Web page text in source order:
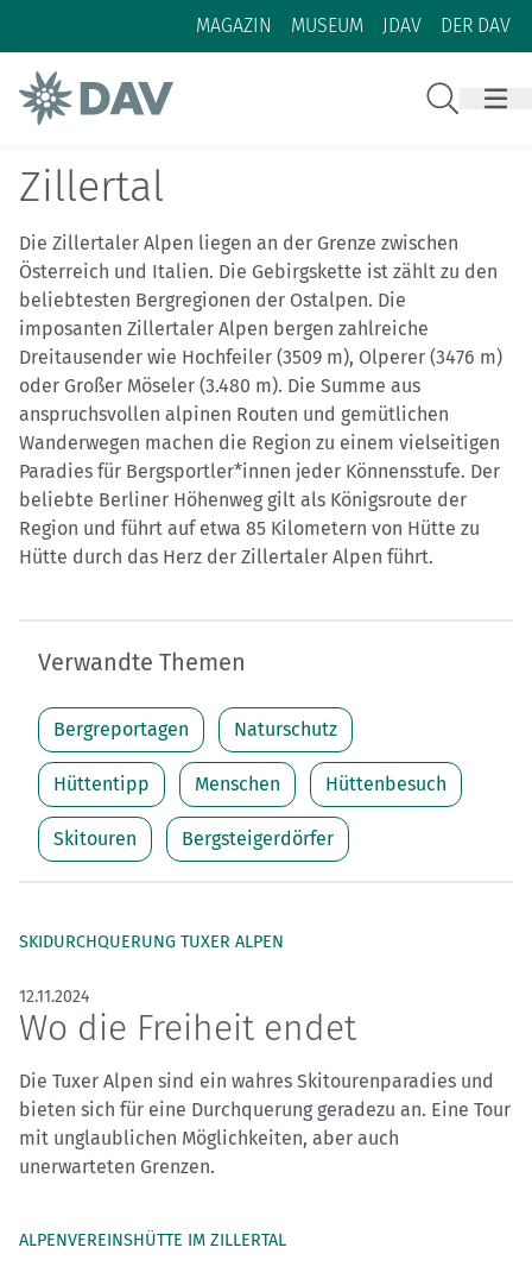
Zum Inhalt
Zur Footer-Navigation
MAGAZIN MUSEUM JDAV DER DAV
Zillertal
Die Zillertaler Alpen liegen an der Grenze zwischen
Österreich und Italien. Die Gebirgskette ist zählt zu den
beliebtesten Bergregionen der Ostalpen. Die
imposanten Zillertaler Alpen bergen zahlreiche
Dreitausender wie Hochfeiler (3509 m), Olperer (3476 m)
oder Großer Möseler (3.480 m). Die Summe aus
anspruchsvollen alpinen Routen und gemütlichen
Wanderwegen machen die Region zu einem vielseitigen
Paradies für Bergsportler*innen jeder Könnensstufe. Der
beliebte Berliner Höhenweg gilt als Königsroute der
Region und führt auf etwa 85 Kilometern von Hütte zu
Hütte durch das Herz der Zillertaler Alpen führt.
Verwandte Themen
Bergreportagen Naturschutz
Hüttentipp Menschen Hüttenbesuch
Skitouren Bergsteigerdörfer
SKIDURCHQUERUNG TUXER ALPEN
12.11.2024
Wo die Freiheit endet
Die Tuxer Alpen sind ein wahres Skitourenparadies und
bieten sich für eine Durchquerung geradezu an. Eine Tour
mit unglaublichen Möglichkeiten, aber auch
unerwarteten Grenzen.
ALPENVEREINSHÜTTE IM ZILLERTAL